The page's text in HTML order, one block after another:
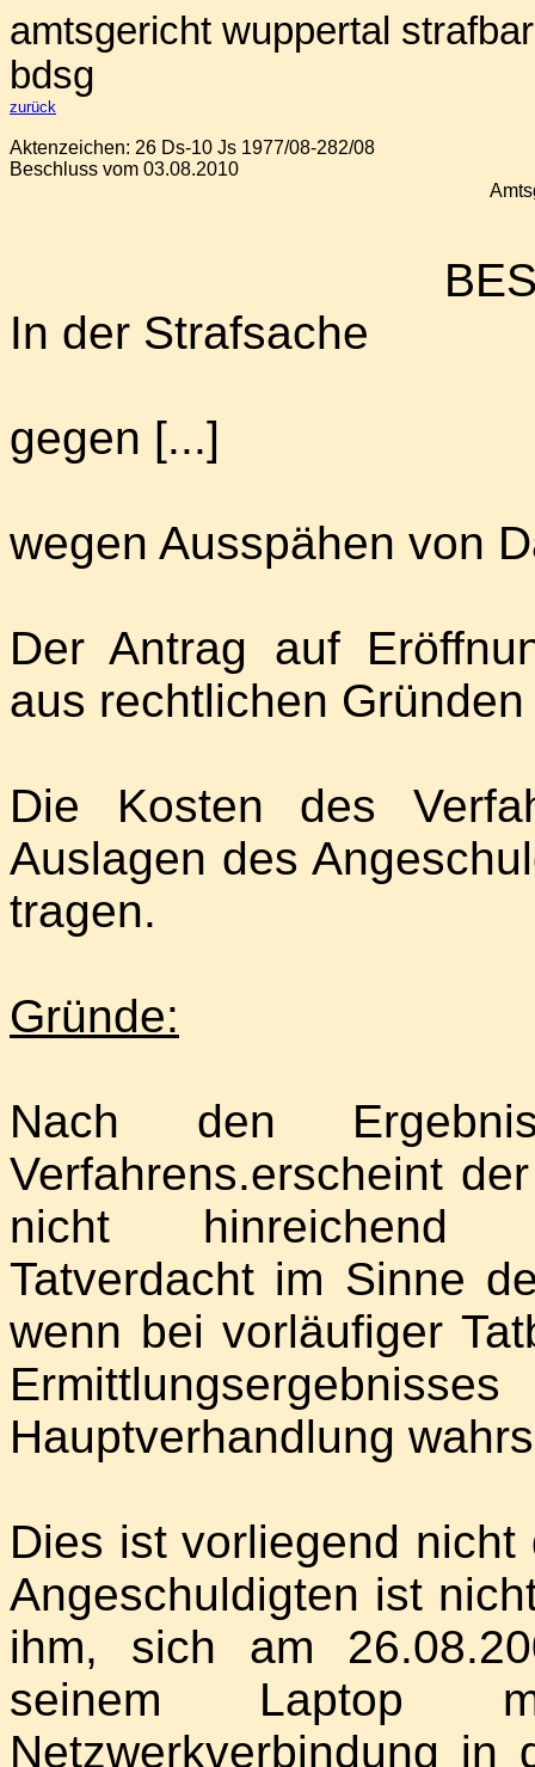
amtsgericht wuppertal
bdsg
zurück
Aktenzeichen: 26 Ds-10 Js 1977/08-282/08
Beschluss vom 03.08.2010
In der Strafsache
gegen [...]
wegen Ausspähen von
Der Antrag auf
aus rechtlichen
Die Kosten des
Auslagen des
tragen.
Gründe:
Nach den
Verfahrens.erscheint
nicht hinreichend
Tatverdacht im Sinne
wenn bei vorläufiger
Hauptverhandlung
Dies ist vorliegend
Angeschuldigten ist
ihm, sich am
seinem Laptop
Netzwerkverbindung in